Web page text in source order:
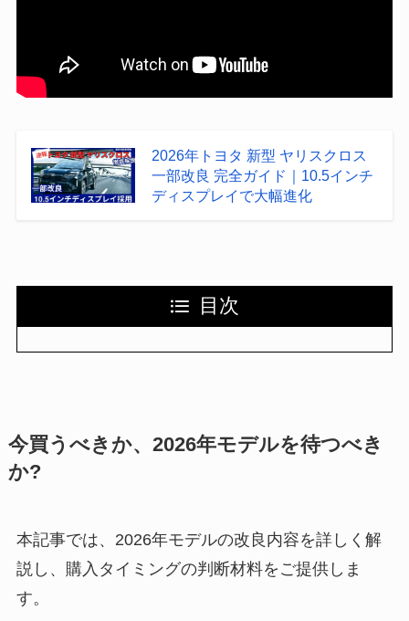
2026年トヨタ 新型 ヤリスクロス
一部改良 完全ガイド｜10.5インチ
ディスプレイで大幅進化
目次
今買うべきか、2026年モデルを待つべき
か?
本記事では、2026年モデルの改良内容を詳しく解
説し、購入タイミングの判断材料をご提供しま
す。